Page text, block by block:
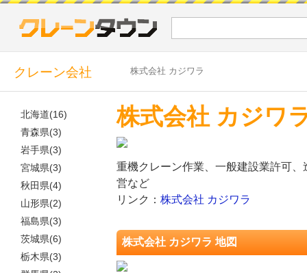
クレーン会社 株式会社 カジワラ
株式会社 カジワ
重機クレーン作業、一般建設業許可
営など
リンク： 株式会社 カジワラ
株式会社 カジワラ 地図
北海道(16)
青森県(3)
岩手県(3)
宮城県(3)
秋田県(4)
山形県(2)
福島県(3)
茨城県(6)
栃木県(3)